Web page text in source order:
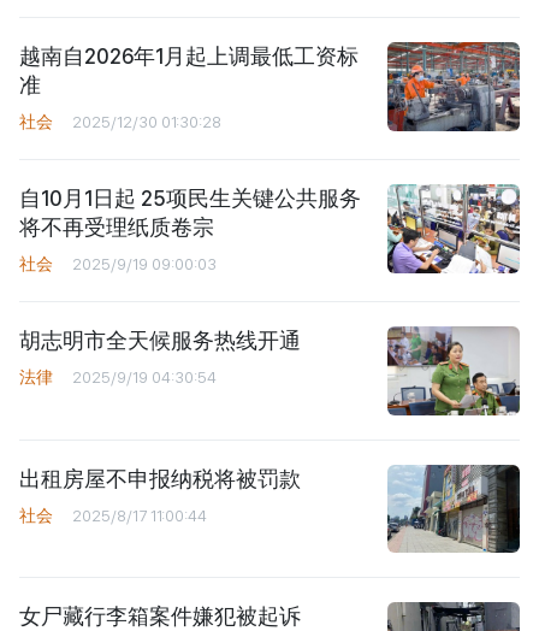
越南自2026年1月起上调最低工资标
准
社会 2025/12/30 01:30:28
自10月1日起 25项民生关键公共服务
将不再受理纸质卷宗
社会 2025/9/19 09:00:03
胡志明市全天候服务热线开通
法律 2025/9/19 04:30:54
出租房屋不申报纳税将被罚款
社会 2025/8/17 11:00:44
女尸藏行李箱案件嫌犯被起诉